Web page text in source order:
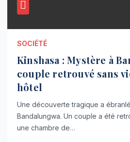
SOCIÉTÉ
Kinshasa : Mystère à
couple retrouvé sans
hôtel
Une découverte tragique a
Bandalungwa. Un couple a été
une chambre de…